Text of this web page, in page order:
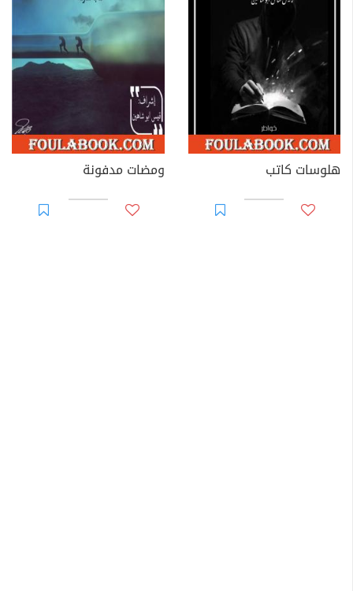
هلوسات كاتب ومضات مدفونة